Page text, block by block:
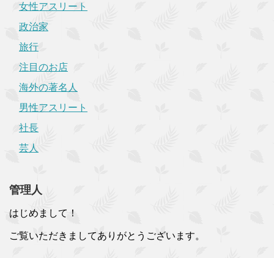
女性アスリート
政治家
旅行
注目のお店
海外の著名人
男性アスリート
社長
芸人
管理人
はじめまして！
ご覧いただきましてありがとうございます。